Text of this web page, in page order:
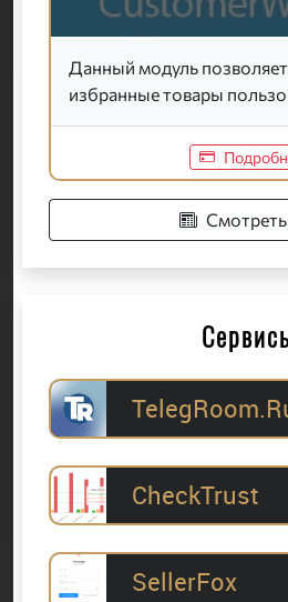
Данный модуль
избранные товары
Смотреть
CheckTrust
SellerFox